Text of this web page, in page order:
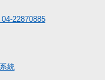
22870885
統